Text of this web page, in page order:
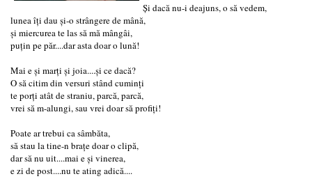
Și dacă nu-i deajuns, o să vedem,
lunea îți dau și-o strângere de mână,
și miercurea te las să mă mângâi,
puțin pe păr....dar asta doar o lună!
Mai e și marți și joia....și ce dacă?
O să citim din versuri stând cuminți
te porți atât de straniu, parcă, parcă,
vrei să m-alungi, sau vrei doar să profiți!
Poate ar trebui ca sâmbăta,
să stau la tine-n brațe doar o clipă,
dar să nu uit....mai e și vinerea,
e zi de post....nu te ating adică....